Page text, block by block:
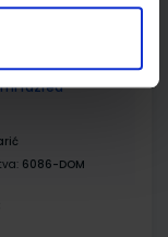
razred
6086-DOM